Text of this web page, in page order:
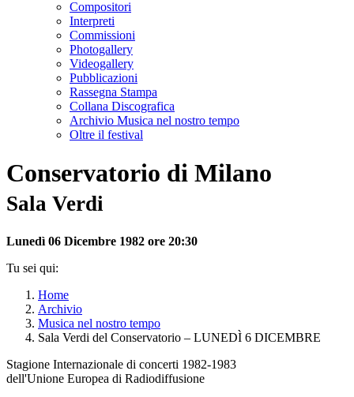
Compositori
Interpreti
Commissioni
Photogallery
Videogallery
Pubblicazioni
Rassegna Stampa
Collana Discografica
Archivio Musica nel nostro tempo
Oltre il festival
Conservatorio di Milano
Sala Verdi
Lunedì 06 Dicembre 1982 ore 20:30
Tu sei qui:
Home
Archivio
Musica nel nostro tempo
Sala Verdi del Conservatorio – LUNEDÌ 6 DICEMBRE
Stagione Internazionale di concerti 1982-1983
dell'Unione Europea di Radiodiffusione